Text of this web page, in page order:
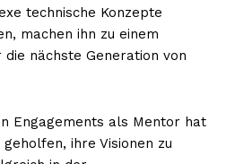
technische Konzepte
machen ihn zu einem
nächste Generation von
Engagements als Mentor hat
ihre Visionen zu